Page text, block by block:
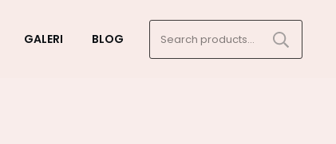
GALERI BLOG
for: